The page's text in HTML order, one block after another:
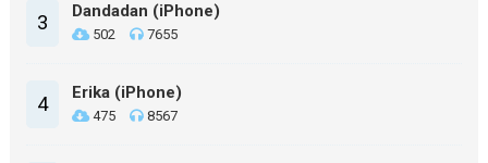
3 Dandadan (iPhone)
502 7655
4 Erika (iPhone)
475 8567